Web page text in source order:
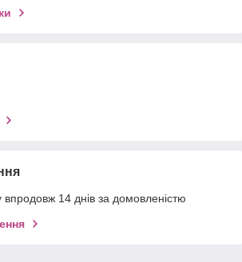
14 днів за домовленістю